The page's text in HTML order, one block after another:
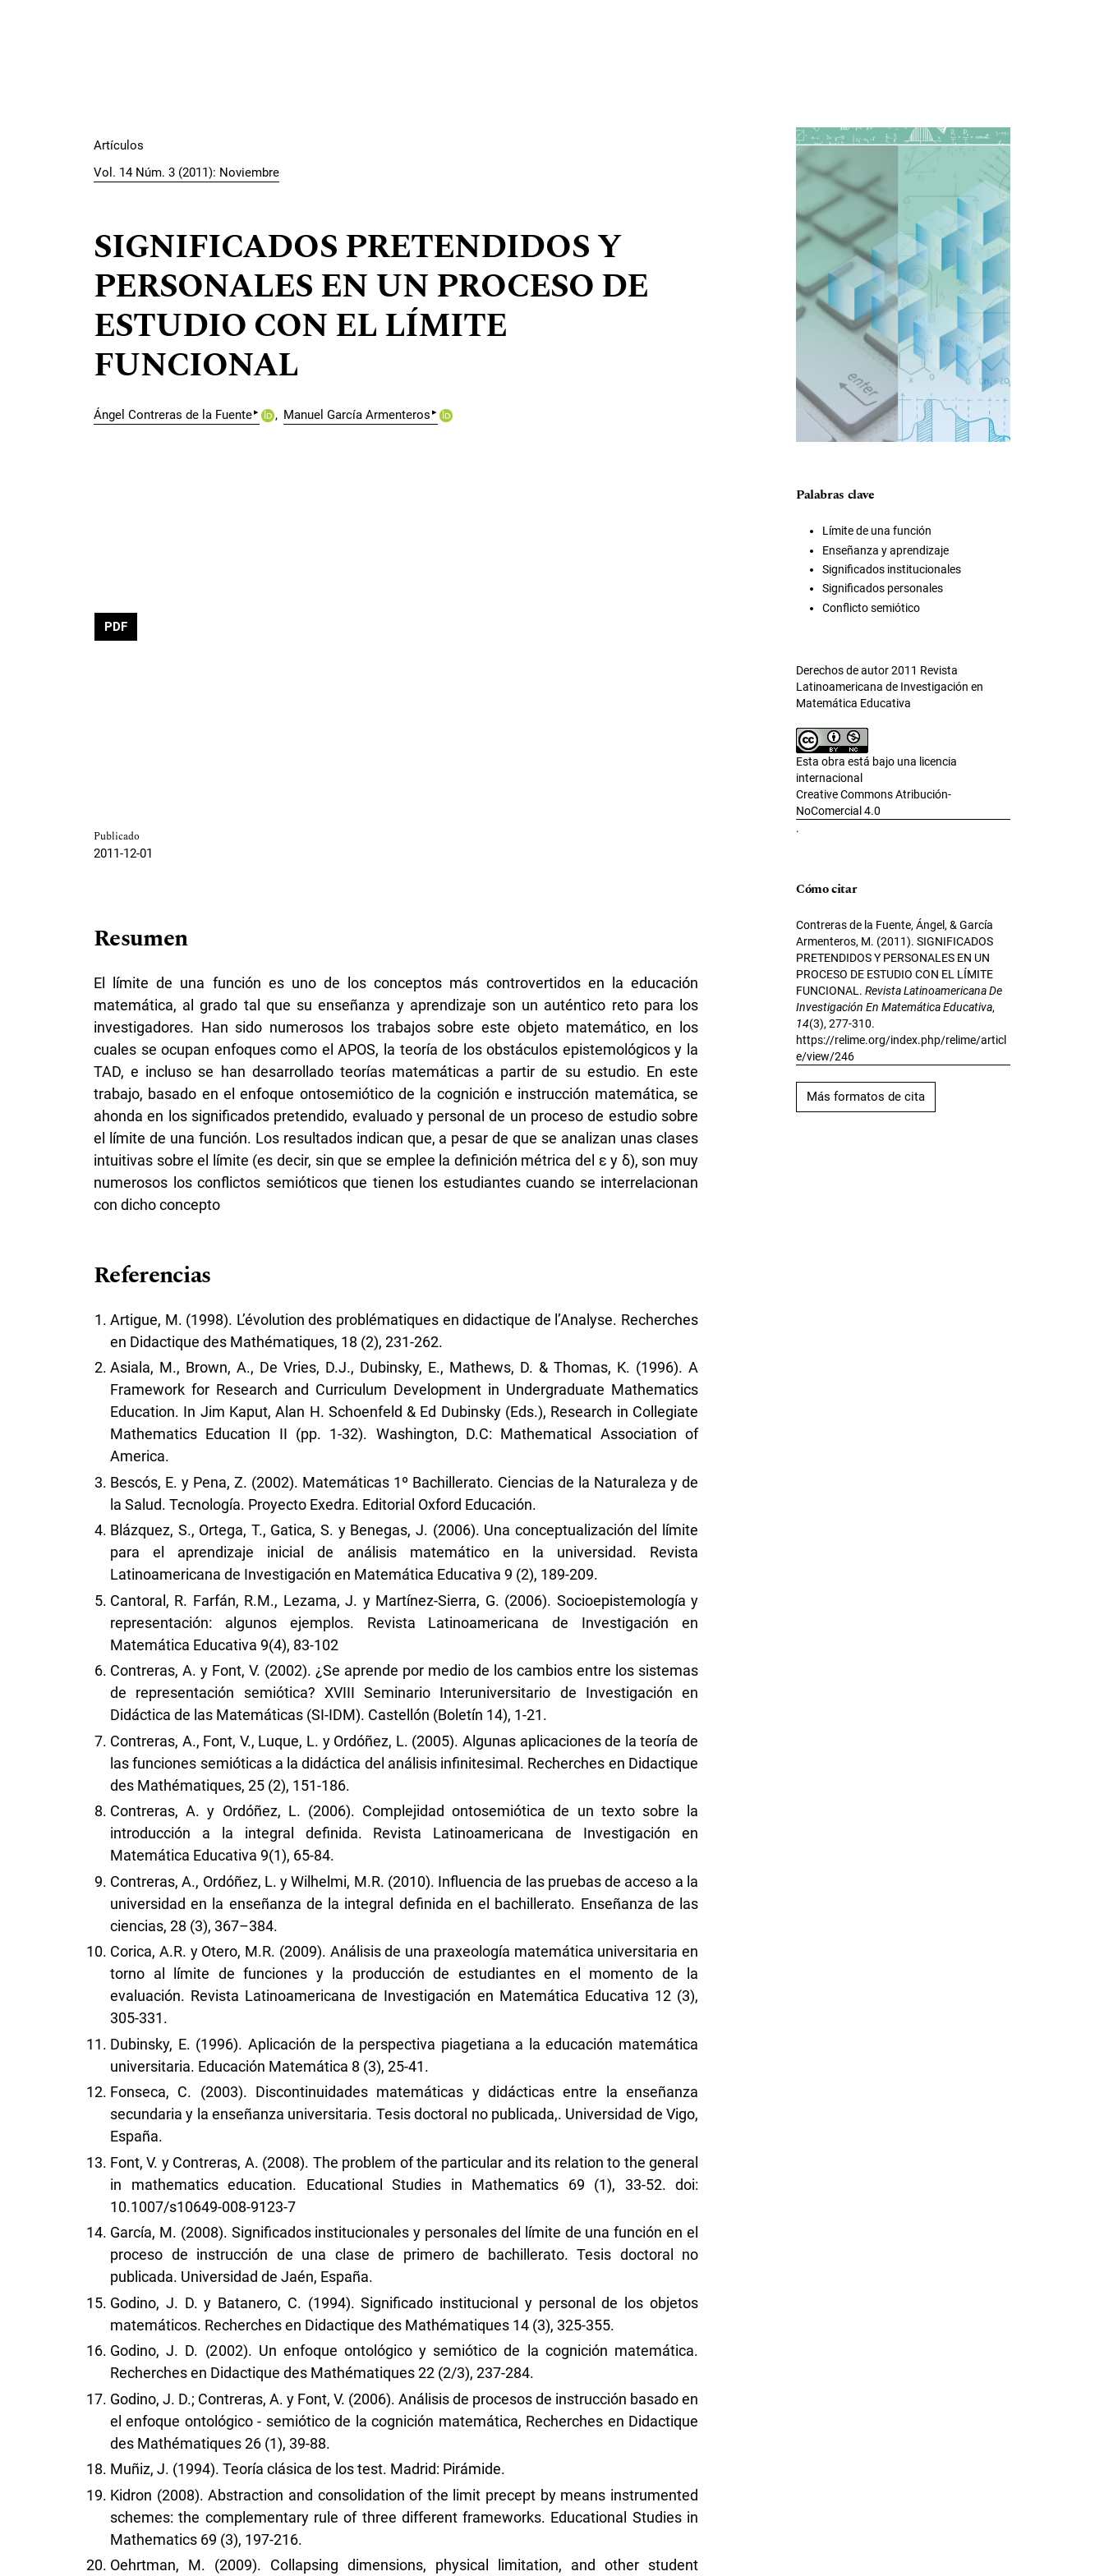
Artículos
Vol. 14 Núm. 3 (2011): Noviembre
SIGNIFICADOS PRETENDIDOS Y
PERSONALES EN UN PROCESO DE
ESTUDIO CON EL LÍMITE
FUNCIONAL
Ángel Contreras de la Fuente▸ Manuel García Armenteros ▸
PDF
Publicado
2011-12-01
Resumen
El límite de una función es uno de los conceptos más controvertidos en la educación
matemática, al grado tal que su enseñanza y aprendizaje son un auténtico reto para los
investigadores. Han sido numerosos los trabajos sobre este objeto matemático, en los
cuales se ocupan enfoques como el APOS, la teoría de los obstáculos epistemológicos y la
TAD, e incluso se han desarrollado teorías matemáticas a partir de su estudio. En este
trabajo, basado en el enfoque ontosemiótico de la cognición e instrucción matemática, se
ahonda en los significados pretendido, evaluado y personal de un proceso de estudio sobre
el límite de una función. Los resultados indican que, a pesar de que se analizan unas clases
intuitivas sobre el límite (es decir, sin que se emplee la definición métrica del ε y δ), son muy
numerosos los conflictos semióticos que tienen los estudiantes cuando se interrelacionan
con dicho concepto
Referencias
Artigue, M. (1998). L’évolution des problématiques en didactique de l’Analyse. Recherches
en Didactique des Mathématiques, 18 (2), 231-262.
Asiala, M., Brown, A., De Vries, D.J., Dubinsky, E., Mathews, D. & Thomas, K. (1996). A
Framework for Research and Curriculum Development in Undergraduate Mathematics
Education. In Jim Kaput, Alan H. Schoenfeld & Ed Dubinsky (Eds.), Research in Collegiate
Mathematics Education II (pp. 1-32). Washington, D.C: Mathematical Association of
America.
Bescós, E. y Pena, Z. (2002). Matemáticas 1º Bachillerato. Ciencias de la Naturaleza y de
la Salud. Tecnología. Proyecto Exedra. Editorial Oxford Educación.
Blázquez, S., Ortega, T., Gatica, S. y Benegas, J. (2006). Una conceptualización del límite
para el aprendizaje inicial de análisis matemático en la universidad. Revista
Latinoamericana de Investigación en Matemática Educativa 9 (2), 189-209.
Cantoral, R. Farfán, R.M., Lezama, J. y Martínez-Sierra, G. (2006). Socioepistemología y
representación: algunos ejemplos. Revista Latinoamericana de Investigación en
Matemática Educativa 9(4), 83-102
Contreras, A. y Font, V. (2002). ¿Se aprende por medio de los cambios entre los sistemas
de representación semiótica? XVIII Seminario Interuniversitario de Investigación en
Didáctica de las Matemáticas (SI-IDM). Castellón (Boletín 14), 1-21.
Contreras, A., Font, V., Luque, L. y Ordóñez, L. (2005). Algunas aplicaciones de la teoría de
las funciones semióticas a la didáctica del análisis infinitesimal. Recherches en Didactique
des Mathématiques, 25 (2), 151-186.
Contreras, A. y Ordóñez, L. (2006). Complejidad ontosemiótica de un texto sobre la
introducción a la integral definida. Revista Latinoamericana de Investigación en
Matemática Educativa 9(1), 65-84.
Contreras, A., Ordóñez, L. y Wilhelmi, M.R. (2010). Influencia de las pruebas de acceso a la
universidad en la enseñanza de la integral definida en el bachillerato. Enseñanza de las
ciencias, 28 (3), 367–384.
Corica, A.R. y Otero, M.R. (2009). Análisis de una praxeología matemática universitaria en
torno al límite de funciones y la producción de estudiantes en el momento de la
evaluación. Revista Latinoamericana de Investigación en Matemática Educativa 12 (3),
305-331.
Dubinsky, E. (1996). Aplicación de la perspectiva piagetiana a la educación matemática
universitaria. Educación Matemática 8 (3), 25-41.
Fonseca, C. (2003). Discontinuidades matemáticas y didácticas entre la enseñanza
secundaria y la enseñanza universitaria. Tesis doctoral no publicada,. Universidad de Vigo,
España.
Font, V. y Contreras, A. (2008). The problem of the particular and its relation to the general
in mathematics education. Educational Studies in Mathematics 69 (1), 33-52. doi:
10.1007/s10649-008-9123-7
García, M. (2008). Significados institucionales y personales del límite de una función en el
proceso de instrucción de una clase de primero de bachillerato. Tesis doctoral no
publicada. Universidad de Jaén, España.
Godino, J. D. y Batanero, C. (1994). Significado institucional y personal de los objetos
matemáticos. Recherches en Didactique des Mathématiques 14 (3), 325-355.
Godino, J. D. (2002). Un enfoque ontológico y semiótico de la cognición matemática.
Recherches en Didactique des Mathématiques 22 (2/3), 237-284.
Godino, J. D.; Contreras, A. y Font, V. (2006). Análisis de procesos de instrucción basado en
el enfoque ontológico - semiótico de la cognición matemática, Recherches en Didactique
des Mathématiques 26 (1), 39-88.
Muñiz, J. (1994). Teoría clásica de los test. Madrid: Pirámide.
Kidron (2008). Abstraction and consolidation of the limit precept by means instrumented
schemes: the complementary rule of three different frameworks. Educational Studies in
Mathematics 69 (3), 197-216.
Oehrtman, M. (2009). Collapsing dimensions, physical limitation, and other student
Imagen de portada
Palabras clave
Límite de una función
Enseñanza y aprendizaje
Significados institucionales
Significados personales
Conflicto semiótico
Derechos de autor 2011 Revista
Latinoamericana de Investigación en
Matemática Educativa
Esta obra está bajo una licencia
internacional
Creative Commons Atribución-
NoComercial 4.0
.
Cómo citar
Contreras de la Fuente, Ángel, & García
Armenteros, M. (2011). SIGNIFICADOS
PRETENDIDOS Y PERSONALES EN UN
PROCESO DE ESTUDIO CON EL LÍMITE
FUNCIONAL. Revista Latinoamericana De
Investigación En Matemática Educativa,
14(3), 277-310.
https://relime.org/index.php/relime/articl
e/view/246
Más formatos de cita